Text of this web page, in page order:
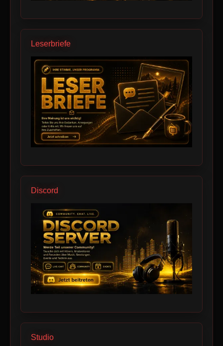
Leserbriefe
Discord
Studio